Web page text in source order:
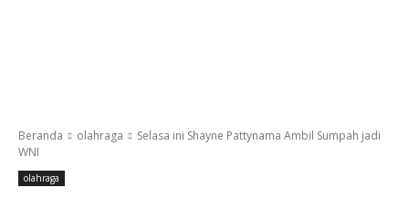
Beranda olahraga
Selasa ini Shayne Pattynama Ambil Sumpah jadi
WNI
olahraga